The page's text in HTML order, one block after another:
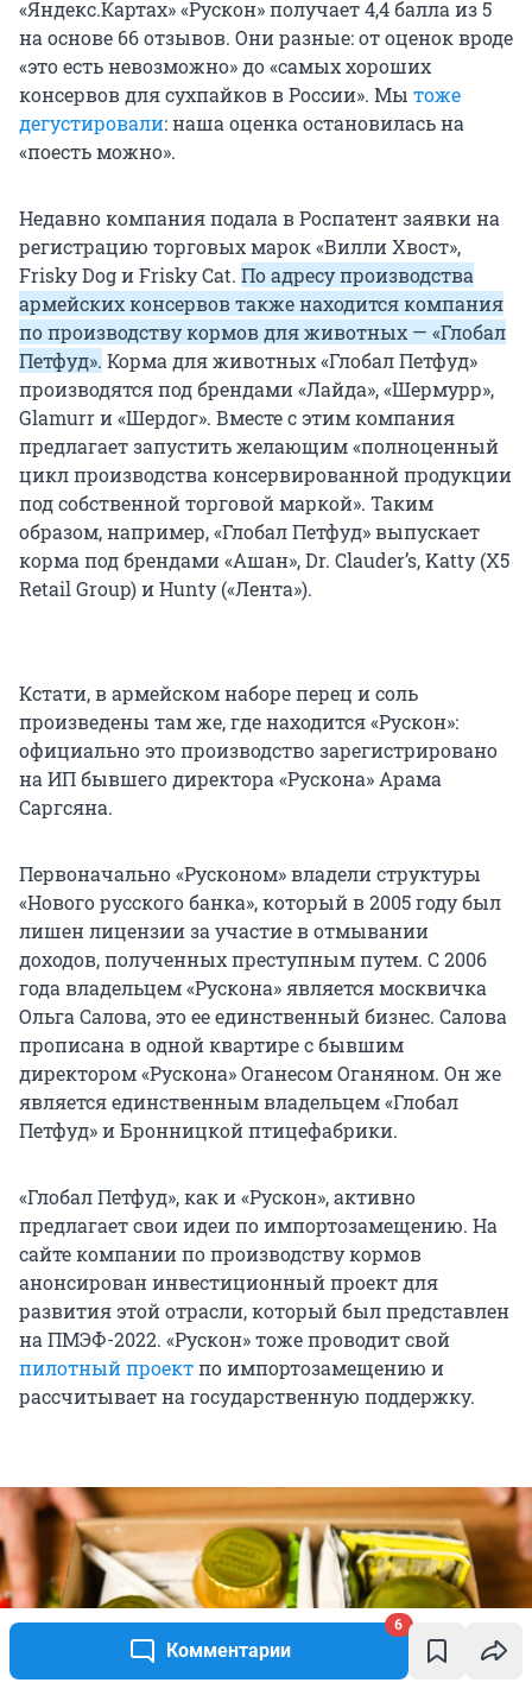
Комментарии
6
«Яндекс.Картах» «Рускон» получает 4,4 балла из 5
на основе 66 отзывов. Они разные: от оценок вроде
«это есть невозможно» до «самых хороших
консервов для сухпайков в России». Мы тоже
дегустировали: наша оценка остановилась на
«поесть можно».
Недавно компания подала в Роспатент заявки на
регистрацию торговых марок «Вилли Хвост»,
Frisky Dog и Frisky Cat. По адресу производства
армейских консервов также находится компания
по производству кормов для животных — «Глобал
Петфуд». Корма для животных «Глобал Петфуд»
производятся под брендами «Лайда», «Шермурр»,
Glamurr и «Шердог». Вместе с этим компания
предлагает запустить желающим «полноценный
цикл производства консервированной продукции
под собственной торговой маркой». Таким
образом, например, «Глобал Петфуд» выпускает
корма под брендами «Ашан», Dr. Clauder’s, Katty (X5
Retail Group) и Hunty («Лента»).
Кстати, в армейском наборе перец и соль
произведены там же, где находится «Рускон»:
официально это производство зарегистрировано
на ИП бывшего директора «Рускона» Арама
Саргсяна.
Первоначально «Русконом» владели структуры
«Нового русского банка», который в 2005 году был
лишен лицензии за участие в отмывании
доходов, полученных преступным путем. С 2006
года владельцем «Рускона» является москвичка
Ольга Салова, это ее единственный бизнес. Салова
прописана в одной квартире с бывшим
директором «Рускона» Оганесом Оганяном. Он же
является единственным владельцем «Глобал
Петфуд» и Бронницкой птицефабрики.
«Глобал Петфуд», как и «Рускон», активно
предлагает свои идеи по импортозамещению. На
сайте компании по производству кормов
анонсирован инвестиционный проект для
развития этой отрасли, который был представлен
на ПМЭФ-2022. «Рускон» тоже проводит свой
пилотный проектпо импортозамещению и
рассчитывает на государственную поддержку.